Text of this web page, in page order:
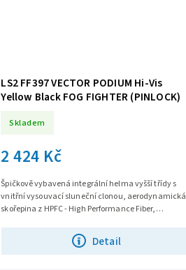
LS2 FF397 VECTOR PODIUM Hi-Vis
Yellow Black FOG FIGHTER (PINLOCK)
Skladem
2 424 Kč
Detail
Špičkově vybavená integrální helma vyšší třídy s
vnitřní vysouvací sluneční clonou, aerodynamická
skořepina z HPFC - High Performance Fiber,